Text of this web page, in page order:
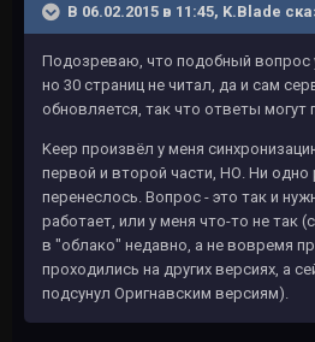
В 06.02.2015 в 11:45, K.Blade
Подозреваю, что подобный вопрос
но 30 страниц не читал, да и сам
обновляется, так что ответы могут
Keep произвёл у меня
первой и второй части, НО. Ни одно
перенеслось. Вопрос - это так и
работает, или у меня что-то не так
в "облако" недавно, а не вовремя
проходились на других версиях, а
подсунул Оригнавским версиям).